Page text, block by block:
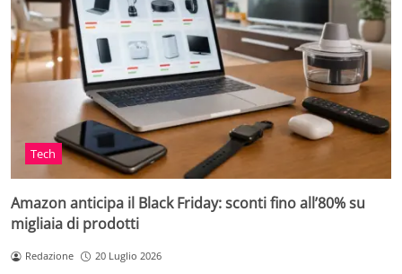
Tech
Amazon anticipa il Black Friday: sconti fino all’80% su
migliaia di prodotti
Redazione 20 Luglio 2026